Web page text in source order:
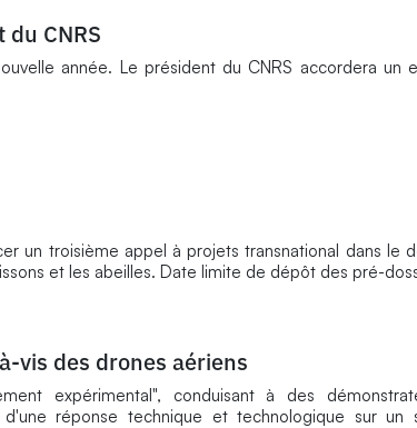
CNRS
année. Le président du CNRS accordera un
un troisième appel à projets transnational dans le
et les abeilles. Date limite de dépôt des pré-
vis des drones aériens
expérimental", conduisant à des
réponse technique et technologique sur